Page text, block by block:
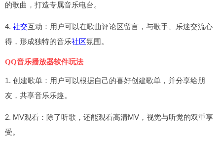
的歌曲，打造专属音乐电台。
4. 社交互动：用户可以在歌曲评论区留言，与歌手、乐迷交流心
得，形成独特的音乐社区氛围。
QQ音乐播放器软件玩法
1. 创建歌单：用户可以根据自己的喜好创建歌单，并分享给朋
友，共享音乐乐趣。
2. MV观看：除了听歌，还能观看高清MV，视觉与听觉的双重享
受。